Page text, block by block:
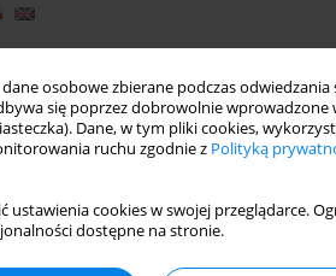
osobowe zbierane podczas
się poprzez dobrowolnie
Dane, w tym pliki cookies,
ruchu zgodnie z Polityką
ustawienia cookies w swojej przeglądarce.
dostępne na stronie.